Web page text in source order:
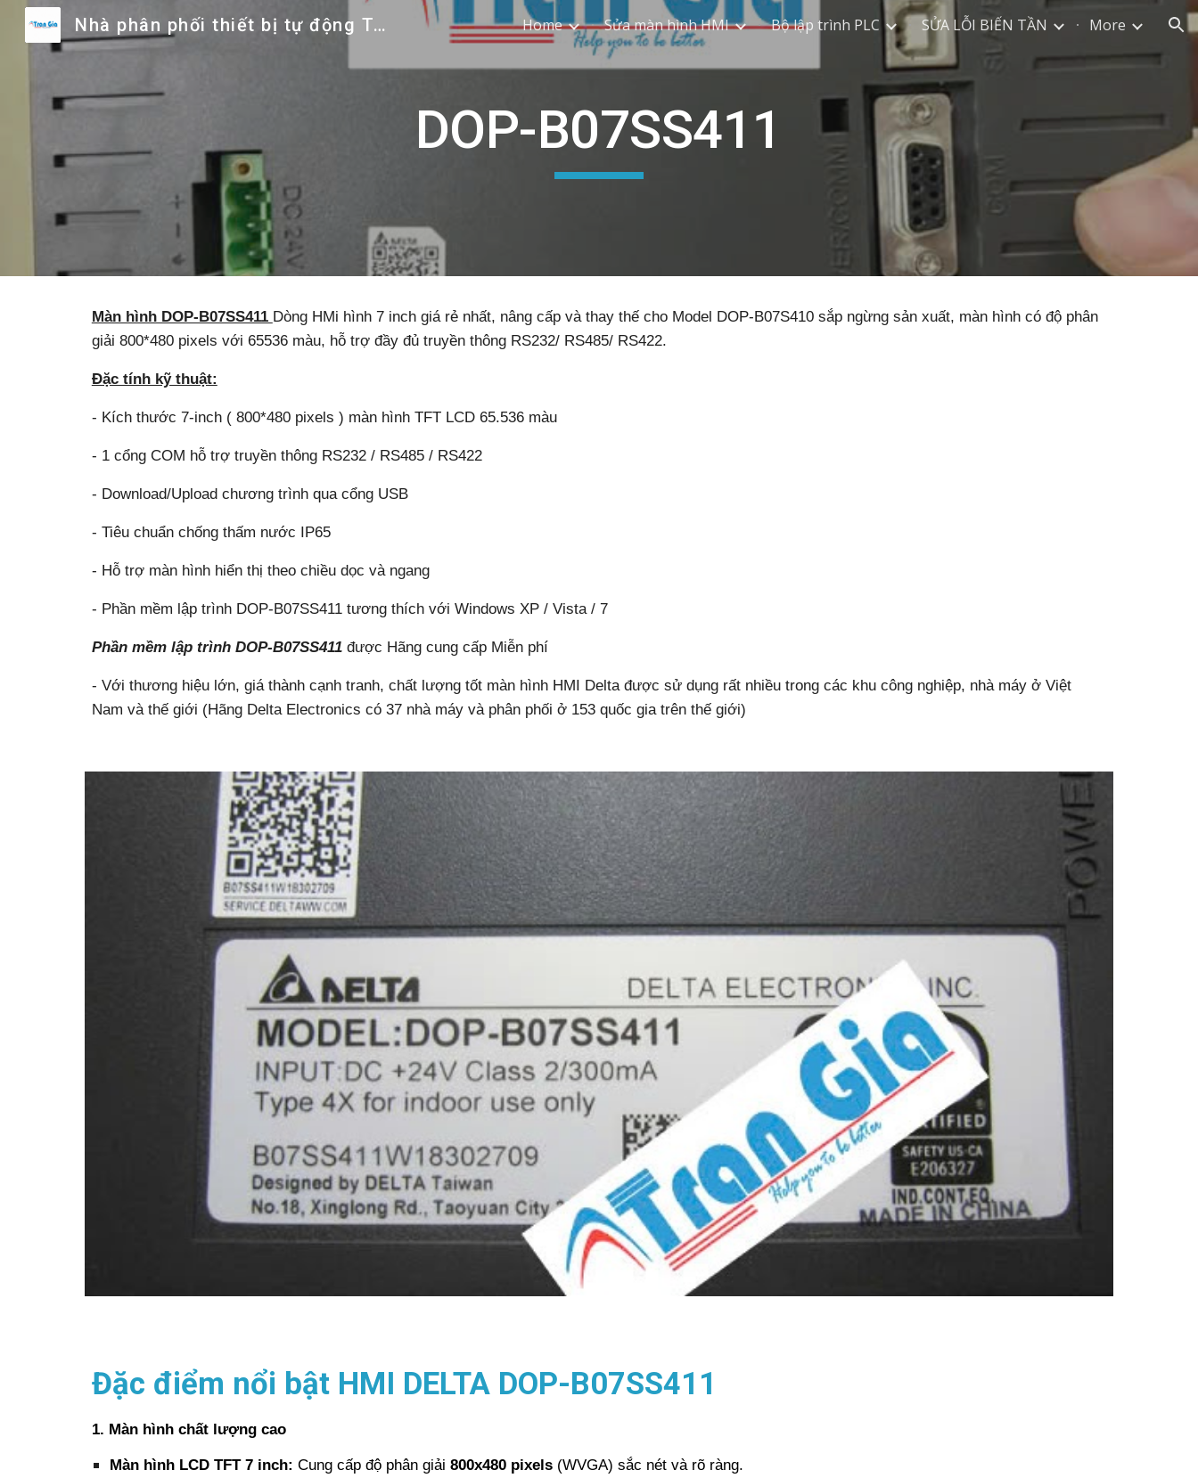
Skip to main content Skip to navigation
Nhà phân phối thiết bị tự động Trần Gia Home Sửa màn hình HMI Bộ lập trình PLC SỬA LỖI BIẾN TẦN More
DOP-B07SS411
Màn hình DOP-B07SS411 Dòng HMi hình 7 inch giá rẻ nhất, nâng cấp và thay thế cho Model DOP-B07S410 sắp ngừng sản xuất, màn hình có độ phân
giải 800*480 pixels với 65536 màu, hỗ trợ đầy đủ truyền thông RS232/ RS485/ RS422.
Đặc tính kỹ thuật:
- Kích thước 7-inch ( 800*480 pixels ) màn hình TFT LCD 65.536 màu
- 1 cổng COM hỗ trợ truyền thông RS232 / RS485 / RS422
- Download/Upload chương trình qua cổng USB
- Tiêu chuẩn chống thấm nước IP65
- Hỗ trợ màn hình hiển thị theo chiều dọc và ngang
- Phần mềm lập trình DOP-B07SS411 tương thích với Windows XP / Vista / 7
Phần mềm lập trình DOP-B07SS411 được Hãng cung cấp Miễn phí
- Với thương hiệu lớn, giá thành cạnh tranh, chất lượng tốt màn hình HMI Delta được sử dụng rất nhiều trong các khu công nghiệp, nhà máy ở Việt
Nam và thế giới (Hãng Delta Electronics có 37 nhà máy và phân phối ở 153 quốc gia trên thế giới)
Đặc điểm nổi bật HMI DELTA DOP-B07SS411
1. Màn hình chất lượng cao
Màn hình LCD TFT 7 inch: Cung cấp độ phân giải 800x480 pixels(WVGA) sắc nét và rõ ràng.